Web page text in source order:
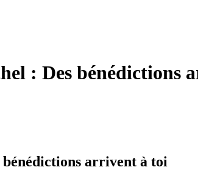
: Des bénédictions
bénédictions arrivent à toi